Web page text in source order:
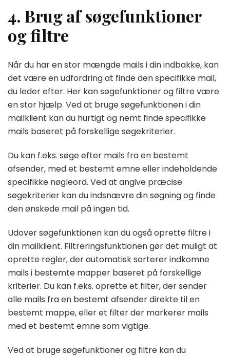
4. Brug af søgefunktioner
og filtre
Når du har en stor mængde mails i din indbakke, kan
det være en udfordring at finde den specifikke mail,
du leder efter. Her kan søgefunktioner og filtre være
en stor hjælp. Ved at bruge søgefunktionen i din
mailklient kan du hurtigt og nemt finde specifikke
mails baseret på forskellige søgekriterier.
Du kan f.eks. søge efter mails fra en bestemt
afsender, med et bestemt emne eller indeholdende
specifikke nøgleord. Ved at angive præcise
søgekriterier kan du indsnævre din søgning og finde
den ønskede mail på ingen tid.
Udover søgefunktionen kan du også oprette filtre i
din mailklient. Filtreringsfunktionen gør det muligt at
oprette regler, der automatisk sorterer indkomne
mails i bestemte mapper baseret på forskellige
kriterier. Du kan f.eks. oprette et filter, der sender
alle mails fra en bestemt afsender direkte til en
bestemt mappe, eller et filter der markerer mails
med et bestemt emne som vigtige.
Ved at bruge søgefunktioner og filtre kan du